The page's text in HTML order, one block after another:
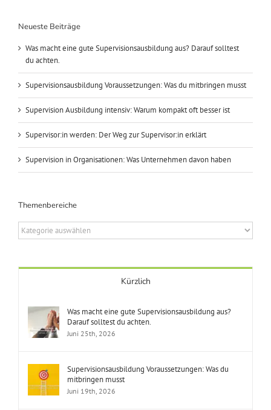
Neueste Beiträge
Was macht eine gute Supervisionsausbildung aus? Darauf solltest
du achten.
Supervisionsausbildung Voraussetzungen: Was du mitbringen musst
Supervision Ausbildung intensiv: Warum kompakt oft besser ist
Supervisor:in werden: Der Weg zur Supervisor:in erklärt
Supervision in Organisationen: Was Unternehmen davon haben
Themenbereiche
Themenbereiche
Kürzlich
Was macht eine gute Supervisionsausbildung aus?
Darauf solltest du achten.
Juni 25th, 2026
Supervisionsausbildung Voraussetzungen: Was du
mitbringen musst
Juni 19th, 2026